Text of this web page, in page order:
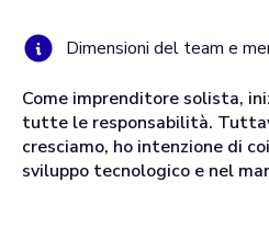
Dimensioni del team e
Come imprenditore solista,
tutte le responsabilità.
cresciamo, ho intenzione di
sviluppo tecnologico e nel